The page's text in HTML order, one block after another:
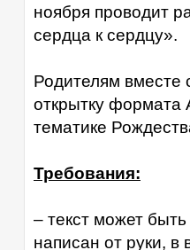
ноября проводит
сердца к сердцу».
Родителям вместе
открытку формата
тематике
Требования:
– текст может
написан от руки, в